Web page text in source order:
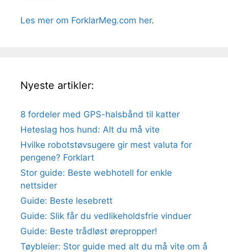
Les mer om ForklarMeg.com her.
Nyeste artikler:
8 fordeler med GPS-halsbånd til katter
Heteslag hos hund: Alt du må vite
Hvilke robotstøvsugere gir mest valuta for
pengene? Forklart
Stor guide: Beste webhotell for enkle
nettsider
Guide: Beste lesebrett
Guide: Slik får du vedlikeholdsfrie vinduer
Guide: Beste trådløst ørepropper!
Tøybleier: Stor guide med alt du må vite om å